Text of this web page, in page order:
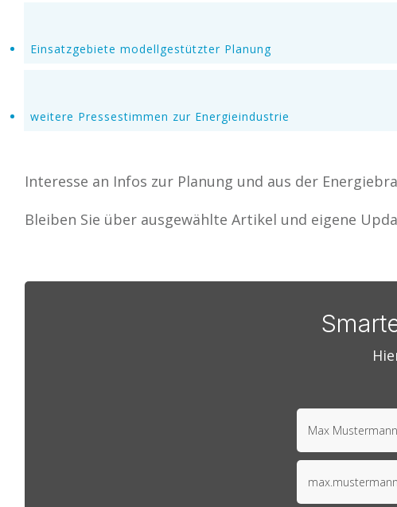
Einsatzgebiete modellgestützter Planung
weitere Pressestimmen zur Energieindustrie
Interesse an Infos zur Planung und aus der
Bleiben Sie über ausgewählte Artikel und eigene